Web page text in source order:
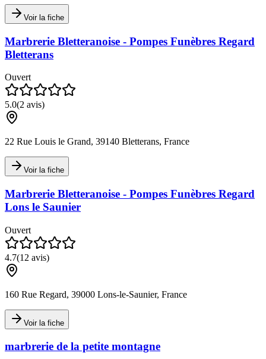
Voir la fiche
Marbrerie Bletteranoise - Pompes Funèbres Regard
Bletterans
Ouvert
5.0(2 avis)
22 Rue Louis le Grand, 39140 Bletterans, France
Voir la fiche
Marbrerie Bletteranoise - Pompes Funèbres Regard
Lons le Saunier
Ouvert
4.7(12 avis)
160 Rue Regard, 39000 Lons-le-Saunier, France
Voir la fiche
marbrerie de la petite montagne